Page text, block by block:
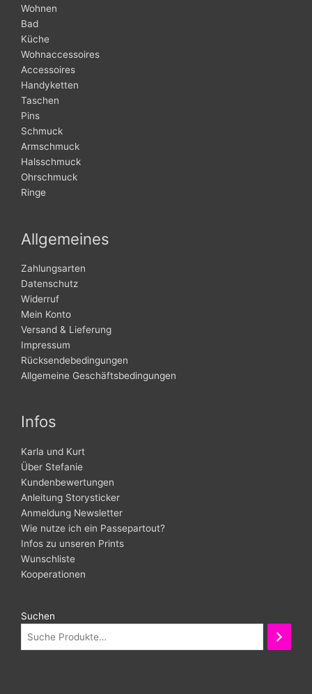
Wohnen
Bad
Küche
Wohnaccessoires
Accessoires
Handyketten
Taschen
Pins
Schmuck
Armschmuck
Halsschmuck
Ohrschmuck
Ringe
Allgemeines
Zahlungsarten
Datenschutz
Widerruf
Mein Konto
Versand & Lieferung
Impressum
Rücksendebedingungen
Allgemeine Geschäftsbedingungen
Infos
Karla und Kurt
Über Stefanie
Kundenbewertungen
Anleitung Storysticker
Anmeldung Newsletter
Wie nutze ich ein Passepartout?
Infos zu unseren Prints
Wunschliste
Kooperationen
Suchen